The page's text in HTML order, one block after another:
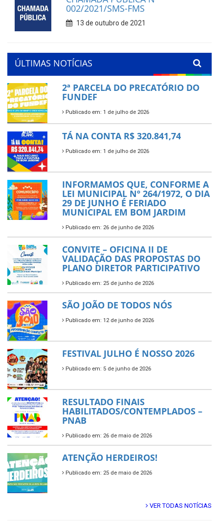
002/2021/SMS-FMS
13 de outubro de 2021
ÚLTIMAS NOTÍCIAS
2ª PARCELA DO PRECATÓRIO DO
FUNDEF
Publicado em: 1 de julho de 2026
TÁ NA CONTA R$ 320.841,74
Publicado em: 1 de julho de 2026
INFORMAMOS QUE, CONFORME A
LEI MUNICIPAL Nº 264/1972, O DIA
29 DE JUNHO É FERIADO
MUNICIPAL EM BOM JARDIM
Publicado em: 26 de junho de 2026
CONVITE – OFICINA II DE
VALIDAÇÃO DAS PROPOSTAS DO
PLANO DIRETOR PARTICIPATIVO
Publicado em: 25 de junho de 2026
SÃO JOÃO DE TODOS NÓS
Publicado em: 12 de junho de 2026
FESTIVAL JULHO É NOSSO 2026
Publicado em: 5 de junho de 2026
RESULTADO FINAIS
HABILITADOS/CONTEMPLADOS –
PNAB
Publicado em: 26 de maio de 2026
ATENÇÃO HERDEIROS!
Publicado em: 25 de maio de 2026
VER TODAS NOTÍCIAS